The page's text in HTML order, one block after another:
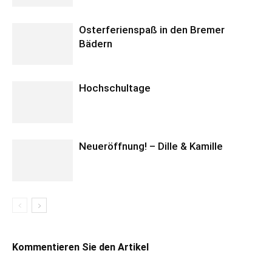
Osterferienspaß in den Bremer
Bädern
Hochschultage
Neueröffnung! – Dille & Kamille
Kommentieren Sie den Artikel